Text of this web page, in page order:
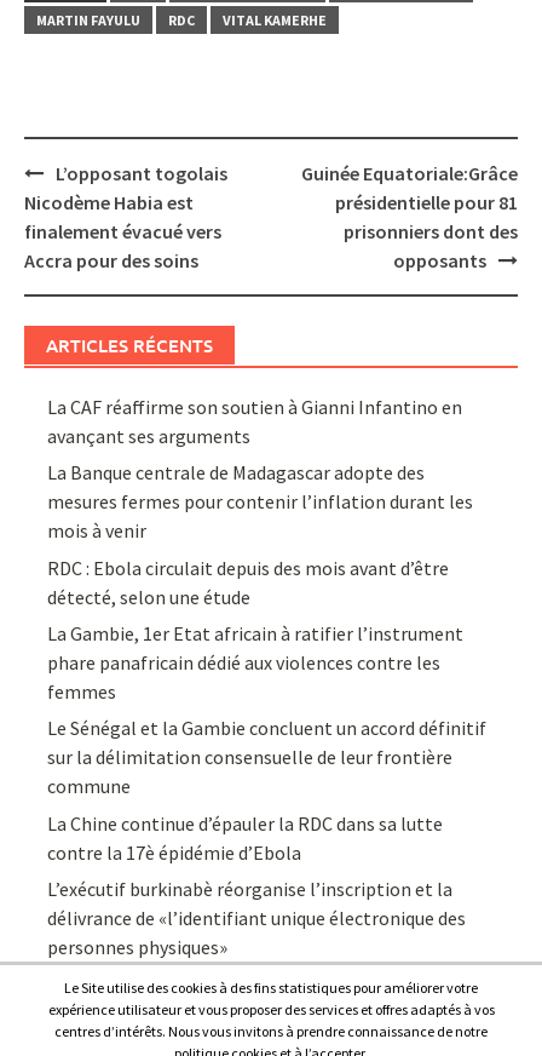
MARTIN FAYULU
RDC VITAL KAMERHE
Post
navigation
L’opposant togolais
Nicodème Habia est
finalement évacué vers
Accra pour des soins
Guinée Equatoriale:Grâce
présidentielle pour 81
prisonniers dont des
opposants
ARTICLES RÉCENTS
La CAF réaffirme son soutien à Gianni Infantino en
avançant ses arguments
La Banque centrale de Madagascar adopte des
mesures fermes pour contenir l’inflation durant les
mois à venir
RDC : Ebola circulait depuis des mois avant d’être
détecté, selon une étude
La Gambie, 1er Etat africain à ratifier l’instrument
phare panafricain dédié aux violences contre les
femmes
Le Sénégal et la Gambie concluent un accord définitif
sur la délimitation consensuelle de leur frontière
commune
La Chine continue d’épauler la RDC dans sa lutte
contre la 17è épidémie d’Ebola
L’exécutif burkinabè réorganise l’inscription et la
délivrance de «l’identifiant unique électronique des
personnes physiques»
Le Site utilise des cookies à des fins statistiques pour améliorer votre
expérience utilisateur et vous proposer des services et offres adaptés à vos
centres d’intérêts. Nous vous invitons à prendre connaissance de notre